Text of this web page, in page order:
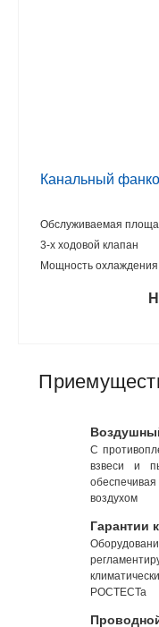
Канальный
Обслуживаемая
3-х ходовой клапан
Мощность
С
взвеси и
воздухом
Гарантии
РОСТЕСТа